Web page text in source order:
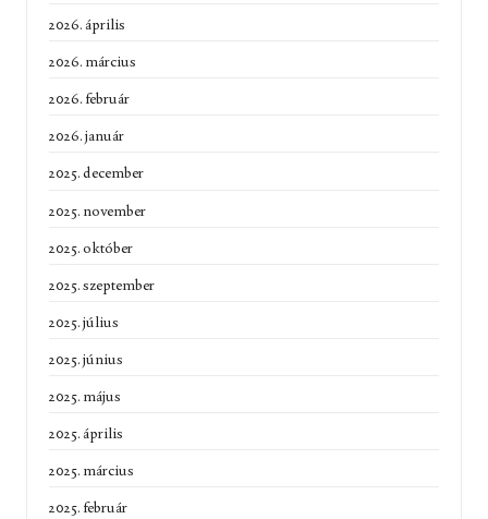
2026. április
2026. március
2026. február
2026. január
2025. december
2025. november
2025. október
2025. szeptember
2025. július
2025. június
2025. május
2025. április
2025. március
2025. február